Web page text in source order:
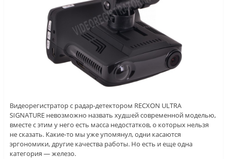
Видеорегистратор с радар-детектором RECXON ULTRA
SIGNATURE невозможно назвать худшей современной моделью,
вместе с этим у него есть масса недостатков, о которых нельзя
не сказать. Какие-то мы уже упомянул, одни касаются
эргономики, другие качества работы. Но есть и еще одна
категория — железо.